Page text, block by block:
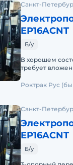
Санкт-
EP16ACNT
Б/у
В хорошем
требует
Роктрак Рус
Санкт-
EP16ACNT
Б/у